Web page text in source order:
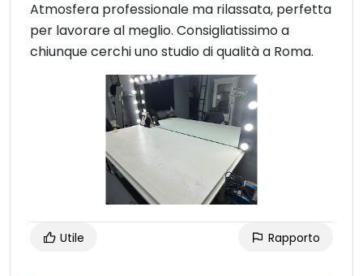
Atmosfera professionale ma rilassata, perfetta
per lavorare al meglio. Consigliatissimo a
chiunque cerchi uno studio di qualità a Roma.
Utile Rapporto